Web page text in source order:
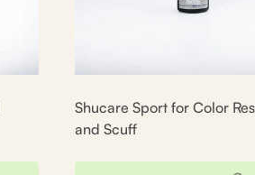
Shucare Sport for Color
and Scuff